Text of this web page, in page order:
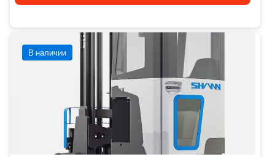
В наличии